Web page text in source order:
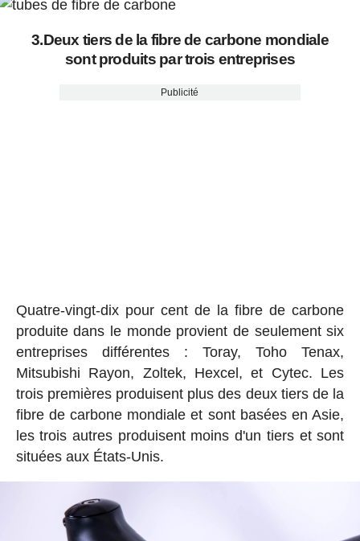
3.Deux tiers de la fibre de carbone mondiale
sont produits par trois entreprises
Publicité
Quatre-vingt-dix pour cent de la fibre de carbone
produite dans le monde provient de seulement six
entreprises différentes : Toray, Toho Tenax,
Mitsubishi Rayon, Zoltek, Hexcel, et Cytec. Les
trois premières produisent plus des deux tiers de la
fibre de carbone mondiale et sont basées en Asie,
les trois autres produisent moins d'un tiers et sont
situées aux États-Unis.